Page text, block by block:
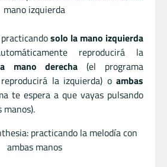
solo la mano izquierda
reproducirá la
mano derecha (el programa
la izquierda) o ambas
te espera a que vayas pulsando
manos).